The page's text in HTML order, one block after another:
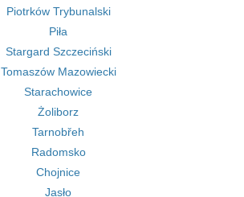
Piotrków Trybunalski
Piła
Stargard Szczeciński
Tomaszów Mazowiecki
Starachowice
Żoliborz
Tarnobřeh
Radomsko
Chojnice
Jasło